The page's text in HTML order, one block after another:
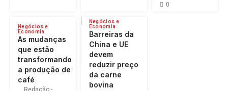
0
Negócios e
Economia
As mudanças
que estão
transformando
a produção de
café
Redação -
Negócios e
Economia
Barreiras da
China e UE
devem
reduzir preço
da carne
bovina